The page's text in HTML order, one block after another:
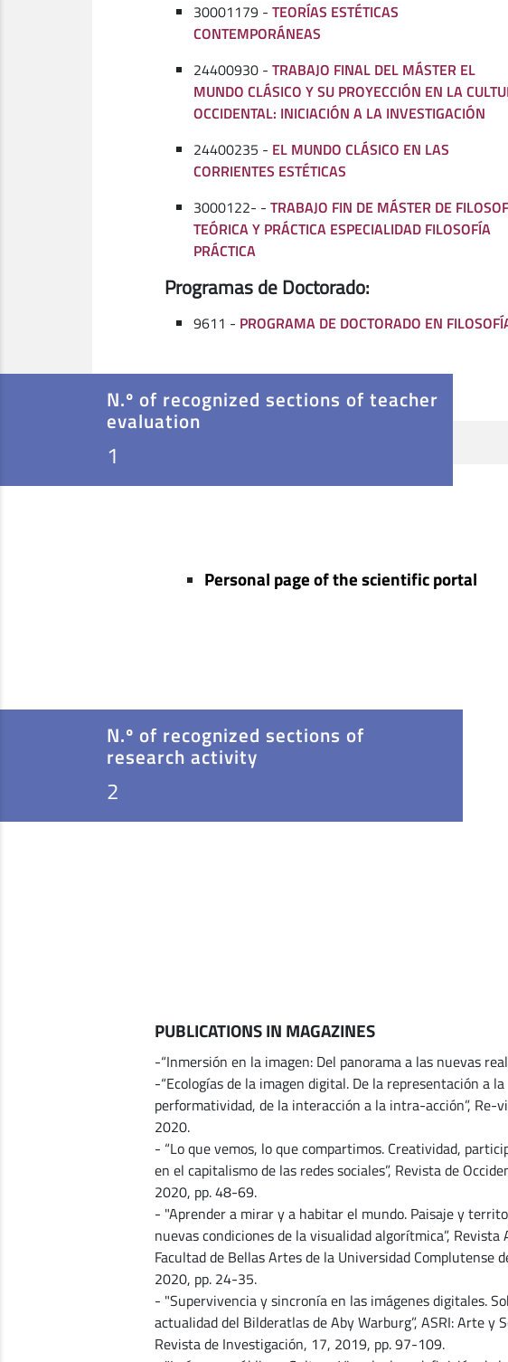
30001179 - TEORÍAS ESTÉTICAS
CONTEMPORÁNEAS
24400930 - TRABAJO FINAL DEL MÁSTER EL
MUNDO CLÁSICO Y SU PROYECCIÓN EN LA
OCCIDENTAL: INICIACIÓN A LA INVESTIGACIÓN
24400235 - EL MUNDO CLÁSICO EN LAS
CORRIENTES ESTÉTICAS
3000122- - TRABAJO FIN DE MÁSTER DE
TEÓRICA Y PRÁCTICA ESPECIALIDAD FILOSOFÍA
PRÁCTICA
Programas de Doctorado:
9611 - PROGRAMA DE DOCTORADO EN
N.º of recognized sections of teacher
evaluation
1
Personal page of the scientific portal
N.º of recognized sections of
research activity
2
PUBLICATIONS IN MAGAZINES
-“Inmersión en la imagen: Del panorama a las nuevas
-“Ecologías de la imagen digital. De la representación a la
performatividad, de la interacción a la intra-acción”, Re-
2020.
- “Lo que vemos, lo que compartimos. Creatividad,
en el capitalismo de las redes sociales”, Revista de
2020, pp. 48-69.
- "Aprender a mirar y a habitar el mundo. Paisaje y
nuevas condiciones de la visualidad algorítmica”, Revista
Facultad de Bellas Artes de la Universidad Complutense
2020, pp. 24-35.
- "Supervivencia y sincronía en las imágenes digitales.
actualidad del Bilderatlas de Aby Warburg”, ASRI: Arte y
Revista de Investigación, 17, 2019, pp. 97-109.